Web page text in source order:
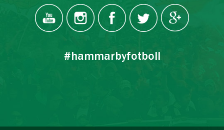
#hammarbyfotboll